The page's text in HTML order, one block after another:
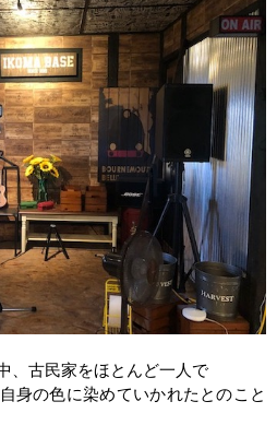
、古民家をほとんど一人で
身の色に染めていかれたとのこと